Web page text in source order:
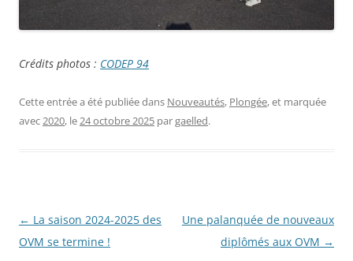
Crédits photos : CODEP 94
Cette entrée a été publiée dans Nouveautés, Plongée, et marquée
avec2020, le24 octobre 2025 pargaelled.
Navigation
des
← La saison 2024-2025 des
OVM se termine !
Une palanquée de nouveaux
diplômés aux OVM →